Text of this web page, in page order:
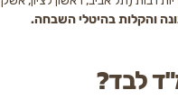
השבחה.